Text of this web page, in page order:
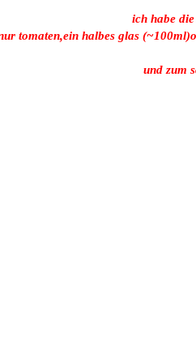
ich habe
tomaten,ein halbes glas
und zum